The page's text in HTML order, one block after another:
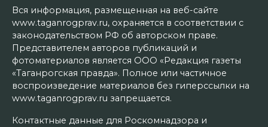
Вся информация, размещенная на веб-сайте
www.taganrogprav.ru, охраняется в соответствии с
законодательством РФ об авторском праве.
Представителем авторов публикаций и
фотоматериалов является ООО «Редакция газеты
«Таганрогская правда». Полное или частичное
воспроизведение материалов без гиперссылки на
www.taganrogprav.ru запрещается.
Контактные данные для Роскомнадзора и